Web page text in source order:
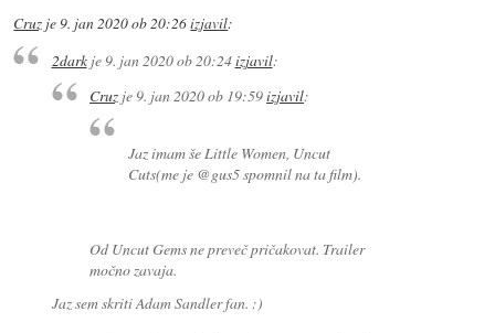
Cruz je9. jan 2020 ob 20:26izjavil:
2darkje 9. jan 2020 ob 20:24izjavil:
Cruz je9. jan 2020 ob 19:59izjavil:
Jaz imam še Little Women, Uncut
Cuts(me je @gus5 spomnil na ta film).
Od Uncut Gems ne preveč pričakovat. Trailer
močno zavaja.
Jaz sem skriti Adam Sandler fan. :)